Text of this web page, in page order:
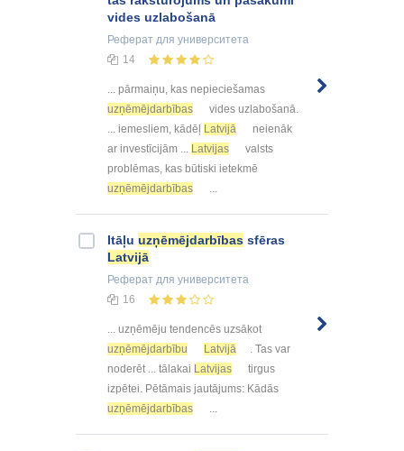
vides uzlabošanā
Реферат для университета
14
... pārmaiņu, kas nepieciešamas
uzņēmējdarbības
vides uzlabošanā.
... iemesliem, kādēļ
Latvijā
neienāk
ar investīcijām ... Latvijas
valsts
problēmas, kas būtiski ietekmē
uzņēmējdarbības
...
Itāļu uzņēmējdarbības sfēras
Latvijā
Реферат для университета
16
... uzņēmēju tendencēs uzsākot
uzņēmējdarbību
Latvijā
. Tas var
noderēt ... tālakai Latvijas
tirgus
izpētei. Pētāmais jautājums: Kādās
uzņēmējdarbības